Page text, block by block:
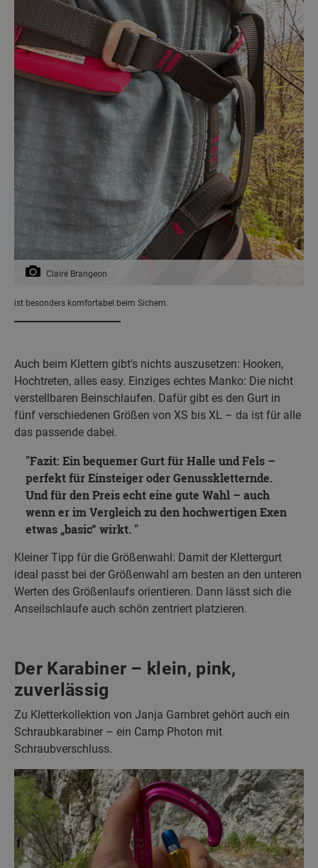
Claire Brangeon
ist besonders komfortabel beim Sichern.
Auch beim Klettern gibt’s nichts auszusetzen: Hooken,
Hochtreten, alles easy. Einziges echtes Manko: Die nicht
verstellbaren Beinschlaufen. Dafür gibt es den Gurt in
fünf verschiedenen Größen von XS bis XL – da ist für alle
das passende dabei.
Fazit: Ein bequemer Gurt für Halle und Fels –
perfekt für Einsteiger oder Genusskletternde.
Und für den Preis echt eine gute Wahl – auch
wenn er im Vergleich zu den hochwertigen Exen
etwas „basic“ wirkt.
Kleiner Tipp für die Größenwahl: Damit der Klettergurt
ideal passt bei der Größenwahl am besten an den unteren
Werten des Größenlaufs orientieren. Dann lässt sich die
Anseilschlaufe auch schön zentriert platzieren.
Der Karabiner – klein, pink,
zuverlässig
Zu Kletterkollektion von Janja Garnbret gehört auch ein
Schraubkarabiner – ein Camp Photon mit
Schraubverschluss.